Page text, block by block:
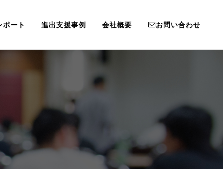
ポート 進出支援事例 会社概要 お問い合わせ